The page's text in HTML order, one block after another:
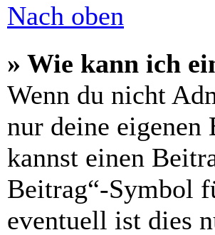
Nach oben
» Wie kann ich
Wenn du nicht
nur deine eigenen
kannst einen
Beitrag“-Symbol
eventuell ist dies